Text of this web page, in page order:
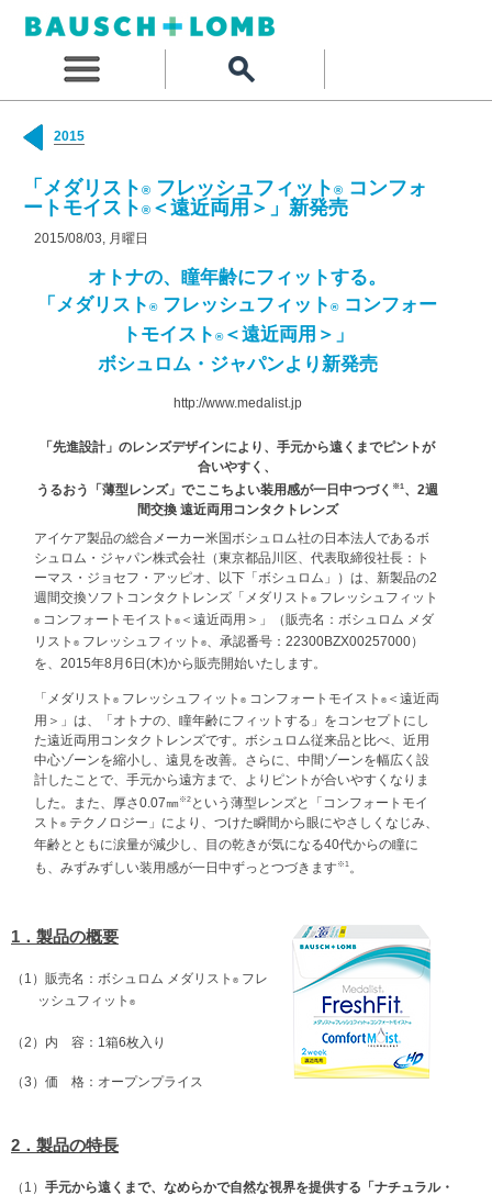
2015
「メダリスト ®フレッシュフィット ®コンフォ
ートモイスト ®＜遠近両用＞」新発売
2015/08/03, 月曜日
オトナの、瞳年齢にフィットする。
「メダリスト®フレッシュフィット®コンフォー
トモイスト ®＜遠近両用＞」
ボシュロム・ジャパンより新発売
http://www.medalist.jp
「先進設計」のレンズデザインにより、手元から遠くまでピントが
合いやすく、
うるおう「薄型レンズ」でここちよい装用感が一日中つづく ※1、2週
間交換 遠近両用コンタクトレンズ
アイケア製品の総合メーカー米国ボシュロム社の日本法人であるボ
シュロム・ジャパン株式会社（東京都品川区、代表取締役社長：ト
ーマス・ジョセフ・アッピオ、以下「ボシュロム」）は、新製品の2
週間交換ソフトコンタクトレンズ「メダリスト ®フレッシュフィット
®コンフォートモイスト ®＜遠近両用＞」（販売名：ボシュロム メダ
リスト ®フレッシュフィット ®、承認番号：22300BZX00257000）
を、2015年8月6日(木)から販売開始いたします。
「メダリスト ®フレッシュフィット ®コンフォートモイスト ®＜遠近両
用＞」は、「オトナの、瞳年齢にフィットする」をコンセプトにし
た遠近両用コンタクトレンズです。ボシュロム従来品と比べ、近用
中心ゾーンを縮小し、遠見を改善。さらに、中間ゾーンを幅広く設
計したことで、手元から遠方まで、よりピントが合いやすくなりま
した。また、厚さ0.07㎜ ※2という薄型レンズと「コンフォートモイ
スト ®テクノロジー」により、つけた瞬間から眼にやさしくなじみ、
年齢とともに涙量が減少し、目の乾きが気になる40代からの瞳に
も、みずみずしい装用感が一日中ずっとつづきます※1。
1．製品の概要
（1） 販売名：ボシュロム メダリスト ® フレ
ッシュフィット ®
（2） 内 容：1箱6枚入り
（3） 価 格：オープンプライス
2．製品の特長
（1） 手元から遠くまで、なめらかで自然な視界を提供する「ナチュラル・